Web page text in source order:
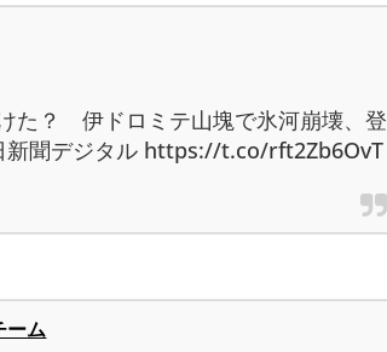
た？ 伊ドロミテ山塊で氷河崩壊、登
新聞デジタル https://t.co/rft2Zb6OvT
ーム